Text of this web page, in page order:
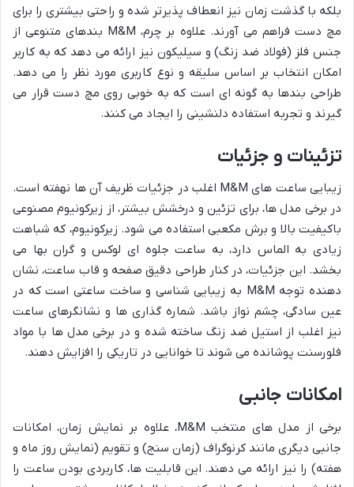
بلکه با گذشت زمان نیز انعطاف پذیرتر شده و راحتی بیشتری را برای
مچ دست فراهم می آورند. علاوه بر چرم، M&M بندهای متنوعی از
جنس فلز (فولاد ضد زنگ) و سیلیکون نیز ارائه می دهد که به کاربر
امکان انتخاب بر اساس سلیقه و نوع کاربری مورد نظر را می دهد.
طراحی بندها به گونه ای است که به خوبی روی مچ دست قرار می
گیرند و تجربه استفاده دلنشینی را ایجاد می کنند.
تزئینات و جزئیات
زیبایی ساعت های M&M اغلب در جزئیات ظریف آن ها نهفته است.
در برخی مدل ها، برای تزئین و درخشش بیشتر، از زیرکونیوم مصنوعی
باکیفیت بالا و برش مکعبی استفاده می شود. زیرکونیوم، که شباهت
زیادی به الماس دارد، به ساعت جلوه ای لوکس و گران بها می
بخشد. این جزئیات، در کنار طراحی دقیق صفحه و قاب ساعت، نشان
دهنده توجه M&M به زیبایی شناسی و ساخت ساعتی است که در
عین سادگی، چشم نواز باشد. شماره گذاری ها و نشانگرهای ساعت
نیز اغلب از استیل ضد زنگ ساخته شده و در برخی مدل ها با مواد
فلورسنت پوشانده می شوند تا خوانایی در تاریکی را افزایش دهند.
امکانات جانبی
برخی از مدل های منتخب M&M، علاوه بر نمایش زمان، امکانات
جانبی دیگری مانند کرنوگراف (زمان سنج) و تقویم (نمایش روز ماه و
هفته) را نیز ارائه می دهند. این قابلیت ها، کاربردی بودن ساعت را